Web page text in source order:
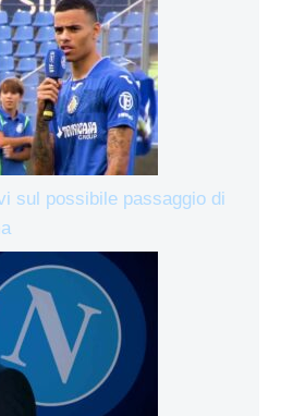
sul possibile passaggio di